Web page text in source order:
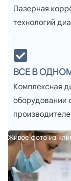
Лазерная
технологий
ВСЕ В
Комплексная
оборудовании
Живое фото из